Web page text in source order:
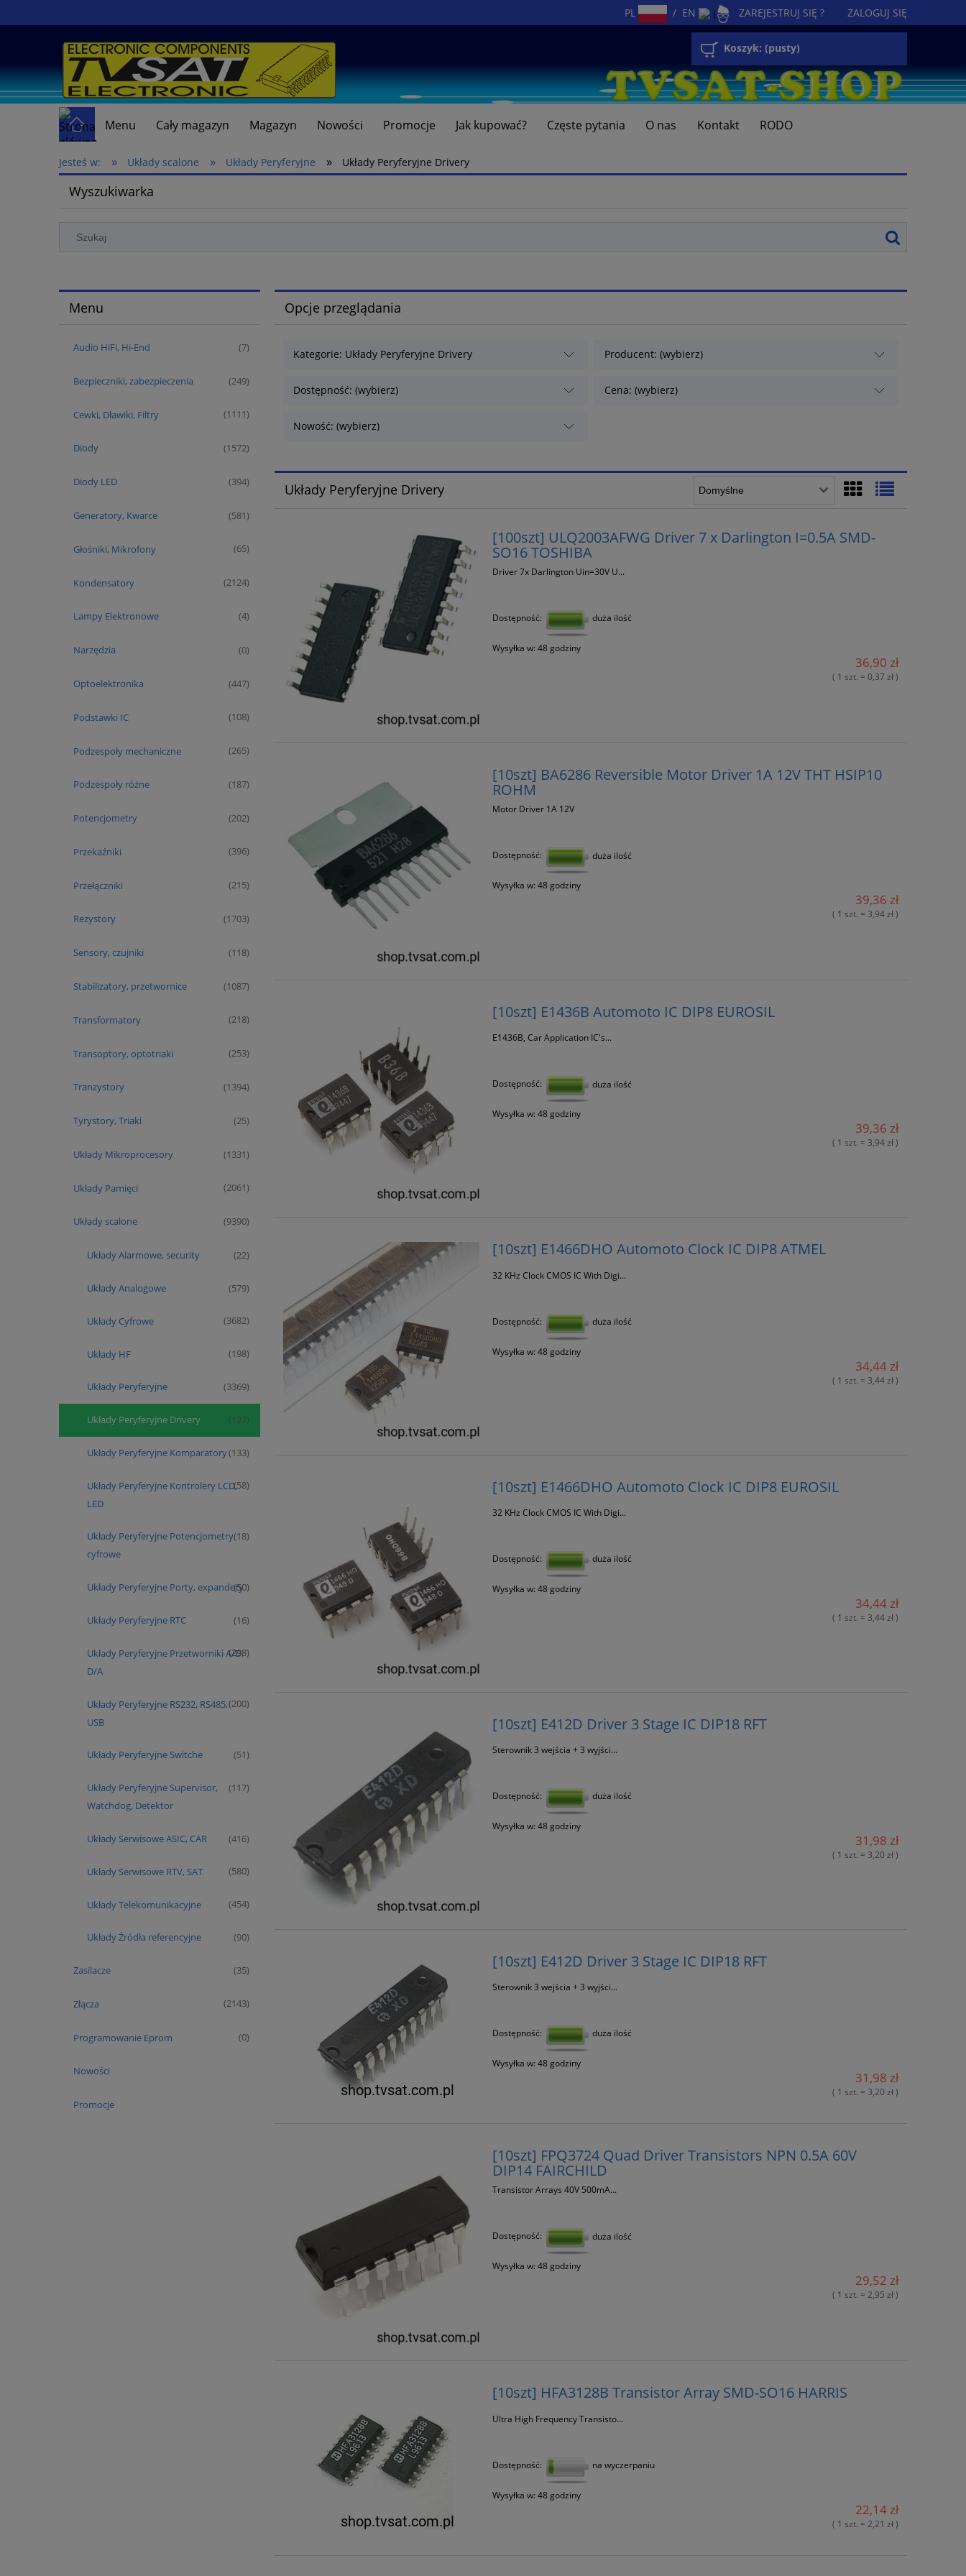
PL / EN | ZAREJESTRUJ SIĘ ? ZALOGUJ SIĘ
Koszyk: (pusty)
Menu Cały magazyn Magazyn Nowości Promocje Jak kupować? Częste pytania O nas Kontakt RODO
Jesteś w: » Układy scalone » Układy Peryferyjne » Układy Peryferyjne Drivery
Wyszukiwarka
Menu
Audio HiFi, Hi-End (7)
Bezpieczniki, zabezpieczenia (249)
Cewki, Dławiki, Filtry (1111)
Diody (1572)
Diody LED (394)
Generatory, Kwarce (581)
Głośniki, Mikrofony (65)
Kondensatory (2124)
Lampy Elektronowe (4)
Narzędzia (0)
Optoelektronika (447)
Podstawki IC (108)
Podzespoły mechaniczne (265)
Podzespoły różne (187)
Potencjometry (202)
Przekaźniki (396)
Przełączniki (215)
Rezystory (1703)
Sensory, czujniki (118)
Stabilizatory, przetwornice (1087)
Transformatory (218)
Transoptory, optotriaki (253)
Tranzystory (1394)
Tyrystory, Triaki (25)
Układy Mikroprocesory (1331)
Układy Pamięci (2061)
Układy scalone (9390)
Układy Alarmowe, security (22)
Układy Analogowe (579)
Układy Cyfrowe (3682)
Układy HF (198)
Układy Peryferyjne (3369)
Układy Peryferyjne Drivery (127)
Układy Peryferyjne Komparatory(133)
Układy Peryferyjne Kontrolery LCD,
LED
(58)
Układy Peryferyjne Potencjometry
cyfrowe
(18)
Układy Peryferyjne Porty, expandery
(50)
Układy Peryferyjne RTC (16)
Układy Peryferyjne Przetworniki A/D,
D/A
(298)
Układy Peryferyjne RS232, RS485,
USB
(200)
Układy Peryferyjne Switche (51)
Układy Peryferyjne Supervisor,
Watchdog, Detektor
(117)
Układy Serwisowe ASIC, CAR (416)
Układy Serwisowe RTV, SAT (580)
Układy Telekomunikacyjne (454)
Układy Źródła referencyjne (90)
Zasilacze (35)
Złącza (2143)
Programowanie Eprom (0)
Nowości
Promocje
Opcje przeglądania
Kategorie: Układy Peryferyjne Drivery Producent: (wybierz)
Dostępność: (wybierz) Cena: (wybierz)
Nowość: (wybierz)
Układy Peryferyjne Drivery
[100szt] ULQ2003AFWG Driver 7 x Darlington I=0.5A SMD-
SO16 TOSHIBA
Driver 7x Darlington Uin=30V U...
Dostępność: duża ilość
Wysyłka w: 48 godziny
36,90 zł
( 1 szt. = 0,37 zł )
[10szt] BA6286 Reversible Motor Driver 1A 12V THT HSIP10
ROHM
Motor Driver 1A 12V
Dostępność: duża ilość
Wysyłka w: 48 godziny
39,36 zł
( 1 szt. = 3,94 zł )
[10szt] E1436B Automoto IC DIP8 EUROSIL
E1436B, Car Application IC's...
Dostępność: duża ilość
Wysyłka w: 48 godziny
39,36 zł
( 1 szt. = 3,94 zł )
[10szt] E1466DHO Automoto Clock IC DIP8 ATMEL
32 KHz Clock CMOS IC With Digi...
Dostępność: duża ilość
Wysyłka w: 48 godziny
34,44 zł
( 1 szt. = 3,44 zł )
[10szt] E1466DHO Automoto Clock IC DIP8 EUROSIL
32 KHz Clock CMOS IC With Digi...
Dostępność: duża ilość
Wysyłka w: 48 godziny
34,44 zł
( 1 szt. = 3,44 zł )
[10szt] E412D Driver 3 Stage IC DIP18 RFT
Sterownik 3 wejścia + 3 wyjści...
Dostępność: duża ilość
Wysyłka w: 48 godziny
31,98 zł
( 1 szt. = 3,20 zł )
[10szt] E412D Driver 3 Stage IC DIP18 RFT
Sterownik 3 wejścia + 3 wyjści...
Dostępność: duża ilość
Wysyłka w: 48 godziny
31,98 zł
( 1 szt. = 3,20 zł )
[10szt] FPQ3724 Quad Driver Transistors NPN 0.5A 60V
DIP14 FAIRCHILD
Transistor Arrays 40V 500mA...
Dostępność: duża ilość
Wysyłka w: 48 godziny
29,52 zł
( 1 szt. = 2,95 zł )
[10szt] HFA3128B Transistor Array SMD-SO16 HARRIS
Ultra High Frequency Transisto...
Dostępność: na wyczerpaniu
Wysyłka w: 48 godziny
22,14 zł
( 1 szt. = 2,21 zł )